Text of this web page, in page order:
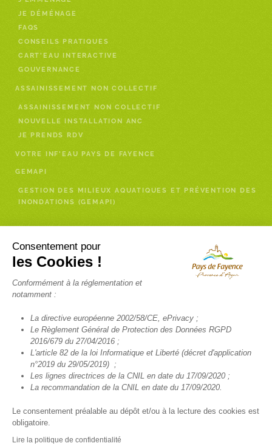
Consentement pour
les Cookies !
Conformément à la réglementation et
notamment :
La directive européenne 2002/58/CE, ePrivacy ;
Le Règlement Général de Protection des Données RGPD
2016/679 du 27/04/2016 ;
L'article 82 de la loi Informatique et Liberté (décret d'application
n°2019 du 29/05/2019) ;
Les lignes directrices de la CNIL en date du 17/09/2020 ;
La recommandation de la CNIL en date du 17/09/2020.
Le consentement préalable au dépôt et/ou à la lecture des cookies est
obligatoire.
Lire la politique de confidentialité
JE DÉMÉNAGE
FAQS
CONSEILS PRATIQUES
CART’EAU INTERACTIVE
GOUVERNANCE
ASSAINISSEMENT NON COLLECTIF
ASSAINISSEMENT NON COLLECTIF
NOUVELLE INSTALLATION ANC
JE PRENDS RDV
VOTRE INF’EAU PAYS DE FAYENCE
GEMAPI
GESTION DES MILIEUX AQUATIQUES ET PRÉVENTION DES
INONDATIONS (GEMAPI)
Enfance- Services à la personne
INSCRIPTION NEWSLETTER RELAIS PETITE ENFANCE
TÉLÉALARME
SANTÉ
TRANSPORT SCOLAIRE
© COMMUNAUTÉ DE COMMUNES DU PAYS DE FAYENCE 2022 TOUS
DROITS RÉSERVÉS -MENTIONS LÉGALES